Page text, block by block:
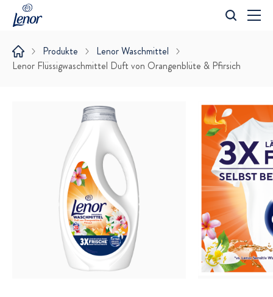
Suche
Produkte
Lenor Waschmittel
Lenor Flüssigwaschmittel Duft von Orangenblüte & Pfirsich